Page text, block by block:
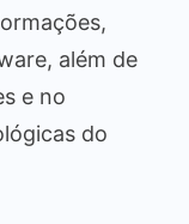
além de
e no
do